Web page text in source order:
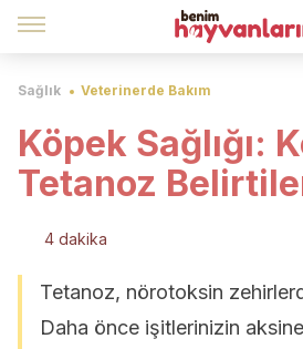
Sağlık Veterinerde Bakım
Köpek Sağlığı:
Tetanoz
4 dakika
Tetanoz, nörotoksin
Daha önce işitlerinizin